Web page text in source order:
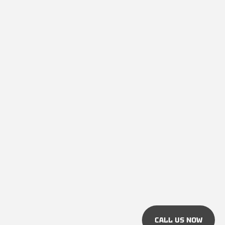
CALL US NOW